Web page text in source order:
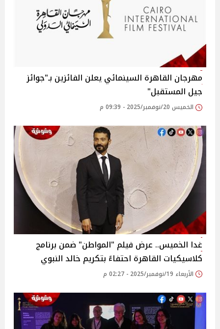
مهرجان القاهرة السينمائي يعلن الفائزين بـ"جوائز
جيل المستقبل"
الخميس 20/نوفمبر/2025 - 09:39 م
غدا الخميس.. عرض فيلم "المواطن" ضمن برنامج
كلاسيكيات القاهرة احتفاءً بتكريم خالد النبوي
الأربعاء 19/نوفمبر/2025 - 02:27 م